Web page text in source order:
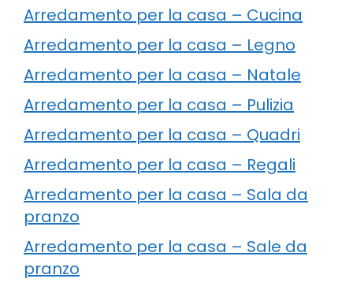
Arredamento per la casa – Cucina
Arredamento per la casa – Legno
Arredamento per la casa – Natale
Arredamento per la casa – Pulizia
Arredamento per la casa – Quadri
Arredamento per la casa – Regali
Arredamento per la casa – Sala da
pranzo
Arredamento per la casa – Sale da
pranzo